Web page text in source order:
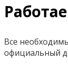
Все
официальный